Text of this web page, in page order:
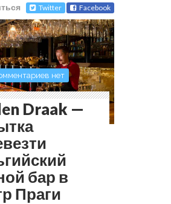
Twitter Facebook
нет
Draak —
бар в
Праги